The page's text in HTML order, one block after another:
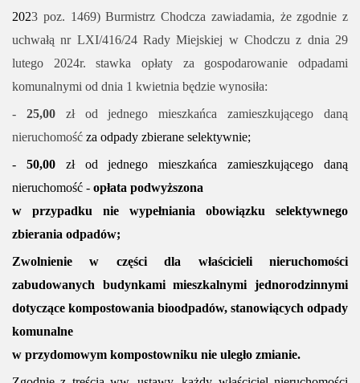
2023 poz. 1469) Burmistrz Chodcza zawiadamia, że zgodnie z
uchwałą nr LXI/416/24Rady Miejskiej w Chodczu z dnia 29
lutego 2024r.stawka opłaty za gospodarowanie odpadami
komunalnymi od dnia 1 kwietnia będzie wynosiła:
- 25,00zł od jednego mieszkańca zamieszkującego daną
nieruchomość za odpady zbierane selektywnie;
- 50,00zł od jednego mieszkańca zamieszkującego daną
nieruchomość - opłata podwyższona
w przypadku nie wypełniania obowiązku selektywnego
zbierania odpadów;
Zwolnienie w części dla właścicieli nieruchomości
zabudowanych budynkami mieszkalnymi jednorodzinnymi
dotyczące kompostowania bioodpadów, stanowiących odpady
komunalne
w przydomowym kompostowniku nie uległo zmianie.